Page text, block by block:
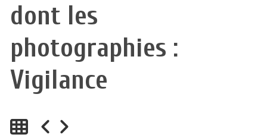
dont les
photographies :
Vigilance